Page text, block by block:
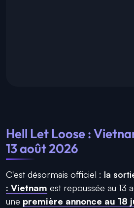
Hell Let Loose :
13 août 2026
C'est désormais officiel : la
: Vietnam est repoussée au 13
une première annonce au 18